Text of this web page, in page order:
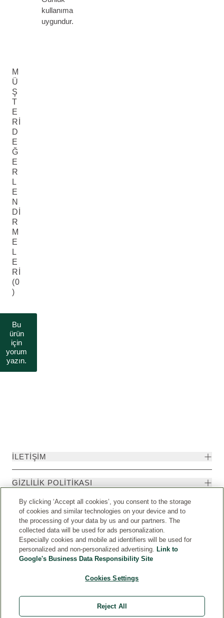
kullanıma
uygundur.
M
Ü
Ş
T
E
RI
D
E
Ğ
E
R
L
E
N
DI
R
M
E
L
E
RI
(0
)
Bu
ürün
için
yorum
yazın.
İLETIŞIM
GIZLILIK POLITIKASI
By clicking ‘Accept all cookies’, you consent to the storage
of cookies and similar technologies on your device and to
the processing of your data by us and our partners. The
collected data will be used for ads personalization.
Especially cookies and mobile ad identifiers will be used for
personalized and non-personalized advertising. Link to
Google's Business Data Responsibility Site
Cookies Settings
Reject All